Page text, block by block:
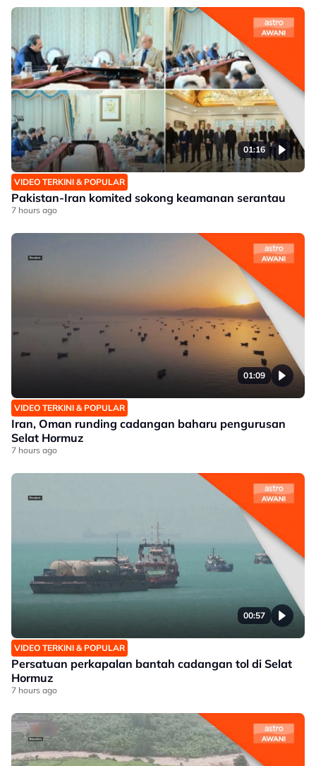
01:16
VIDEO TERKINI & POPULAR
Pakistan-Iran komited sokong keamanan serantau
7 hours ago
01:09
VIDEO TERKINI & POPULAR
Iran, Oman runding cadangan baharu pengurusan
Selat Hormuz
7 hours ago
00:57
VIDEO TERKINI & POPULAR
Persatuan perkapalan bantah cadangan tol di Selat
Hormuz
7 hours ago